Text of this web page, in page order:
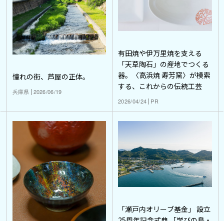
憧れの街、芦屋の正体。
兵庫県 2026/06/19
有田焼や伊万里焼を支える
「天草陶石」の産地でつくる
器。〈高浜焼 寿芳窯〉が模索
する、これからの伝統工芸
2026/04/24 PR
「瀬戸内オリーブ基金」 設立